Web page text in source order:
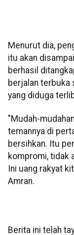
Menurut dia,
itu akan
berhasil
berjalan terbuka
yang diduga
"Mudah-
temannya di
bersihkan. Itu
kompromi, tidak
Ini uang rakyat
Amran.
Berita ini telah